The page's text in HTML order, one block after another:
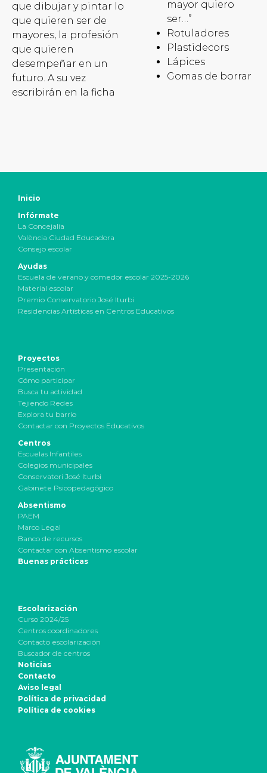
que dibujar y pintar lo
que quieren ser de
mayores, la profesión
que quieren
desempeñar en un
futuro. A su vez
escribirán en la ficha
mayor quiero
ser…”
Rotuladores
Plastidecors
Lápices
Gomas de borrar
Inicio
Infórmate
La Concejalía
València Ciudad Educadora
Consejo escolar
Ayudas
Escuela de verano y comedor escolar 2025-2026
Material escolar
Premio Conservatorio José Iturbi
Residencias Artísticas en Centros Educativos
Proyectos
Presentación
Cómo participar
Busca tu actividad
Tejiendo Redes
Explora tu barrio
Contactar con Proyectos Educativos
Centros
Escuelas Infantiles
Colegios municipales
Conservatori José Iturbi
Gabinete Psicopedagógico
Absentismo
PAEM
Marco Legal
Banco de recursos
Contactar con Absentismo escolar
Buenas prácticas
Escolarización
Curso 2024/25
Centros coordinadores
Contacto escolarización
Buscador de centros
Noticias
Contacto
Aviso legal
Política de privacidad
Política de cookies